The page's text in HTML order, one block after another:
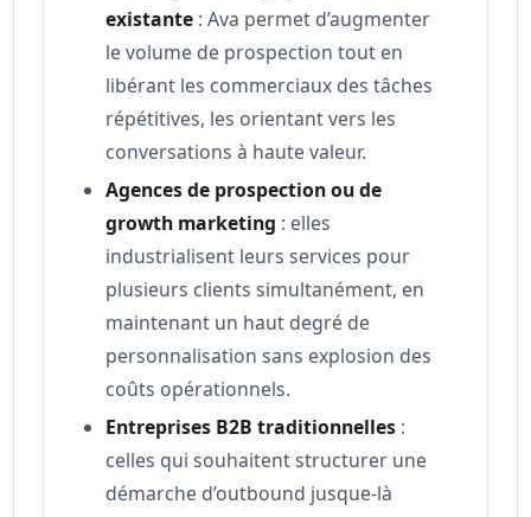
existante : Ava permet d’augmenter
le volume de prospection tout en
libérant les commerciaux des tâches
répétitives, les orientant vers les
conversations à haute valeur.
Agences de prospection ou de
growth marketing : elles
industrialisent leurs services pour
plusieurs clients simultanément, en
maintenant un haut degré de
personnalisation sans explosion des
coûts opérationnels.
Entreprises B2B traditionnelles :
celles qui souhaitent structurer une
démarche d’outbound jusque-là